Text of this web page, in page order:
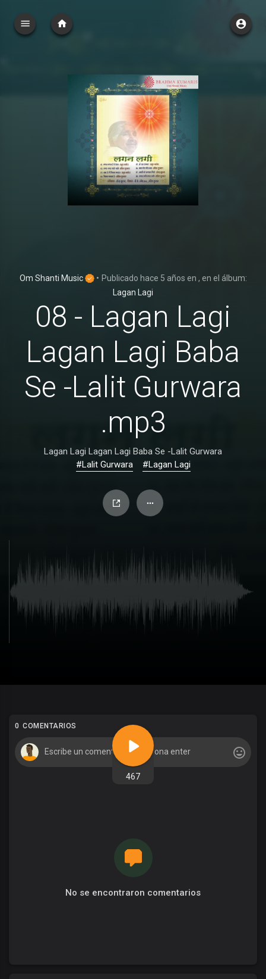
Om Shanti Music • Publicado hace 5 años en , en el álbum:
Lagan Lagi
08 - Lagan Lagi
Lagan Lagi Baba
Se -Lalit Gurwara
.mp3
Lagan Lagi Lagan Lagi Baba Se -Lalit Gurwara
#Lalit Gurwara
#Lagan Lagi
467
0 COMENTARIOS
No se encontraron comentarios